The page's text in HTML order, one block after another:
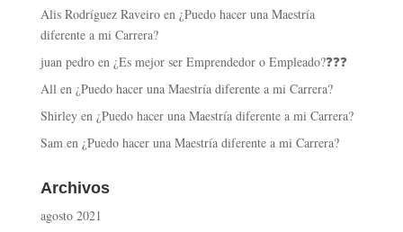
Alis Rodríguez Raveiroen ¿Puedo hacer una Maestría
diferente a mi Carrera?
juan pedroen ¿Es mejor ser Emprendedor o Empleado?❓❓❓
Allen ¿Puedo hacer una Maestría diferente a mi Carrera?
Shirleyen ¿Puedo hacer una Maestría diferente a mi Carrera?
Samen ¿Puedo hacer una Maestría diferente a mi Carrera?
Archivos
agosto 2021